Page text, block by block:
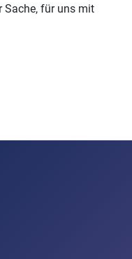
Sache, für uns mit